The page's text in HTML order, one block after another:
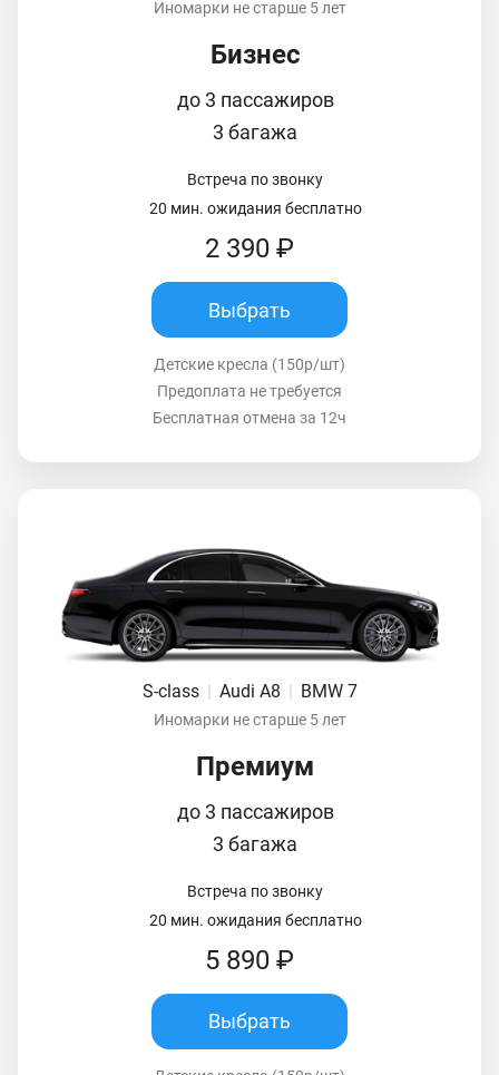
Иномарки не старше 5 лет
Бизнес
до 3 пассажиров
3 багажа
Встреча по звонку
20 мин. ожидания бесплатно
2 390 ₽
Выбрать
Детские кресла (150р/шт)
Предоплата не требуется
Бесплатная отмена за 12ч
S-class | Audi A8 | BMW 7
Иномарки не старше 5 лет
Премиум
до 3 пассажиров
3 багажа
Встреча по звонку
20 мин. ожидания бесплатно
5 890 ₽
Выбрать